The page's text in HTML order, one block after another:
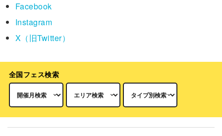
Facebook
Instagram
X（旧Twitter）
全国フェス検索